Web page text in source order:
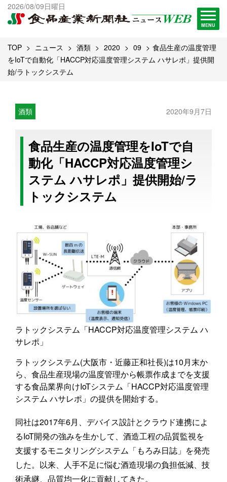
2026/08/09日曜日
MENU
出版物一覧へ
試読・購読申し込み
TOP ニュース 酒類 2020 09
食品生産の温度管理
をIoTで自動化「HACCP対応温度管理システム ハサレポ」提供開
始/ラトックシステム
酒類 2020年9月7日
食品生産の温度管理をIoTで自
動化「HACCP対応温度管理シ
ステム ハサレポ」提供開始/ラ
トックシステム
ラトックシステム「HACCP対応温度管理システム ハ
サレポ」
ラトックシステム(大阪市・近藤正和社長)は10月末か
ら、食品生産現場の温度管理から帳票作成までを支援
する食品業界向けIoTシステム「HACCP対応温度管理
システム ハサレポ」の提供を開始する。
同社は2017年6月、デバイス設計とクラウド連携によ
るIoT開発の強みを生かして、酒造工程の品質監視を
支援するモニタリングシステム「もろみ日誌」を発売
した。以来、人手不足に悩む酒造現場の負担低減、技
術承継、品質均一化に貢献してきた。